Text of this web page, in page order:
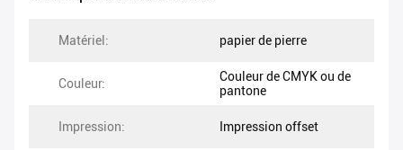
Matériel: papier de pierre
Couleur:
Couleur de CMYK ou de
pantone
Impression: Impression offset